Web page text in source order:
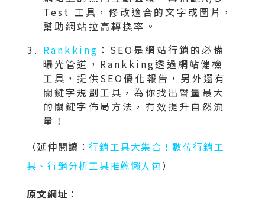
Test 工具，修改適合的文字或圖片，
幫助網站拉高轉換率。
Rankking ：SEO是網站行銷的必備
曝光管道，Rankking透過網站健檢
工具，提供SEO優化報告，另外還有
關鍵字規劃工具，為你找出聲量最大
的關鍵字佈局方法，有效提升自然流
量！
（延伸閱讀：行銷工具大集合！數位行銷工
具、行銷分析工具推薦懶人包）
原文網址：